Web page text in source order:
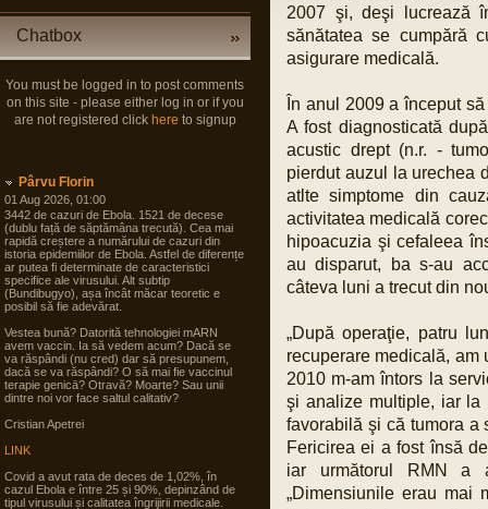
Chatbox
You must be logged in to post comments
on this site - please either log in or if you
are not registered click here to signup
Pârvu Florin
01 Aug 2026, 01:00
3442 de cazuri de Ebola. 1521 de decese
(dublu față de săptămâna trecută). Cea mai
rapidă creștere a numărului de cazuri din
istoria epidemiilor de Ebola. Astfel de diferențe
ar putea fi determinate de caracteristici
specifice ale virusului. Alt subtip
(Bundibugyo), așa încât măcar teoretic e
posibil să fie adevărat.
Vestea bună? Datorită tehnologiei mARN
avem vaccin. Ia să vedem acum? Dacă se
va răspândi (nu cred) dar să presupunem,
dacă se va răspândi? O să mai fie vaccinul
terapie genicā? Otravă? Moarte? Sau unii
dintre noi vor face saltul calitativ?
Cristian Apetrei
LINK
Covid a avut rata de deces de 1,02%, în
cazul Ebola e între 25 și 90%, depinzând de
tipul virusului și calitatea îngrijirii medicale.
2007 şi, deşi lucrează
sănătatea se cumpără
asigurare medicală.
În anul 2009 a început
A fost diagnosticată
acustic drept (n.r. -
pierdut auzul la urechea
atlte simptome din
activitatea medicală
hipoacuzia şi cefaleea
au disparut, ba s-au
câteva luni a trecut din
„După operaţie, patru
recuperare medicală, am
2010 m-am întors la
şi analize multiple, iar la
favorabilă şi că tumora a
Fericirea ei a fost însă
iar următorul RMN a
„Dimensiunile erau mai